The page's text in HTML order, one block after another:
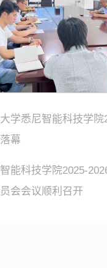
学悉尼智能科技学院
幕
能科技学院2025-
会会议顺利召开